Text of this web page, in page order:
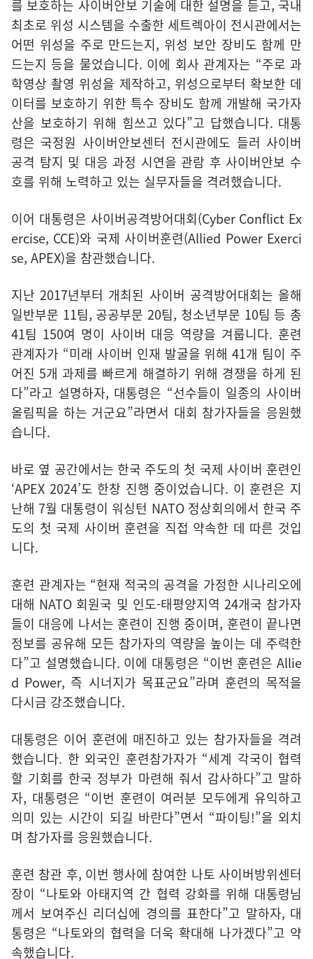
를 보호하는 사이버안보 기술에 대한 설명을 듣고, 국내
최초로 위성 시스템을 수출한 세트렉아이 전시관에서는
어떤 위성을 주로 만드는지, 위성 보안 장비도 함께 만
드는지 등을 물었습니다. 이에 회사 관계자는 “주로 과
학영상 촬영 위성을 제작하고, 위성으로부터 확보한 데
이터를 보호하기 위한 특수 장비도 함께 개발해 국가자
산을 보호하기 위해 힘쓰고 있다”고 답했습니다. 대통
령은 국정원 사이버안보센터 전시관에도 들러 사이버
공격 탐지 및 대응 과정 시연을 관람 후 사이버안보 수
호를 위해 노력하고 있는 실무자들을 격려했습니다.
이어 대통령은 사이버공격방어대회(Cyber Conflict Ex
ercise, CCE)와 국제 사이버훈련(Allied Power Exerci
se, APEX)을 참관했습니다.
지난 2017년부터 개최된 사이버 공격방어대회는 올해
일반부문 11팀, 공공부문 20팀, 청소년부문 10팀 등 총
41팀 150여 명이 사이버 대응 역량을 겨룹니다. 훈련
관계자가 “미래 사이버 인재 발굴을 위해 41개 팀이 주
어진 5개 과제를 빠르게 해결하기 위해 경쟁을 하게 된
다”라고 설명하자, 대통령은 “선수들이 일종의 사이버
올림픽을 하는 거군요”라면서 대회 참가자들을 응원했
습니다.
바로 옆 공간에서는 한국 주도의 첫 국제 사이버 훈련인
‘APEX 2024’도 한창 진행 중이었습니다. 이 훈련은 지
난해 7월 대통령이 워싱턴 NATO 정상회의에서 한국 주
도의 첫 국제 사이버 훈련을 직접 약속한 데 따른 것입
니다.
훈련 관계자는 “현재 적국의 공격을 가정한 시나리오에
대해 NATO 회원국 및 인도-태평양지역 24개국 참가자
들이 대응에 나서는 훈련이 진행 중이며, 훈련이 끝나면
정보를 공유해 모든 참가자의 역량을 높이는 데 주력한
다”고 설명했습니다. 이에 대통령은 “이번 훈련은 Allie
d Power, 즉 시너지가 목표군요”라며 훈련의 목적을
다시금 강조했습니다.
대통령은 이어 훈련에 매진하고 있는 참가자들을 격려
했습니다. 한 외국인 훈련참가자가 “세계 각국이 협력
할 기회를 한국 정부가 마련해 줘서 감사하다”고 말하
자, 대통령은 “이번 훈련이 여러분 모두에게 유익하고
의미 있는 시간이 되길 바란다”면서 “파이팅!”을 외치
며 참가자를 응원했습니다.
훈련 참관 후, 이번 행사에 참여한 나토 사이버방위센터
장이 “나토와 아태지역 간 협력 강화를 위해 대통령님
께서 보여주신 리더십에 경의를 표한다”고 말하자, 대
통령은 “나토와의 협력을 더욱 확대해 나가겠다”고 약
속했습니다.